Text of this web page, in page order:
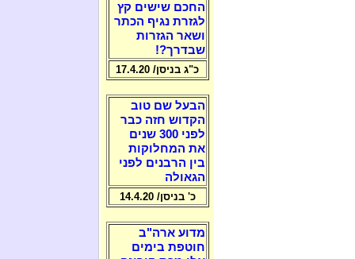
החכם שישים קץ
לגזרת נגיף הכתר
ושאר הגזרות
שבדרך?!
כ"ג בניסן/ 17.4.20
הבעל שם טוב
הקדוש חזה כבר
לפני 300 שנים
את המחלוקות
בין הרבנים לפני
הגאולה
כ' בניסן/ 14.4.20
מדוע ארה"ב
חוטפת בימים